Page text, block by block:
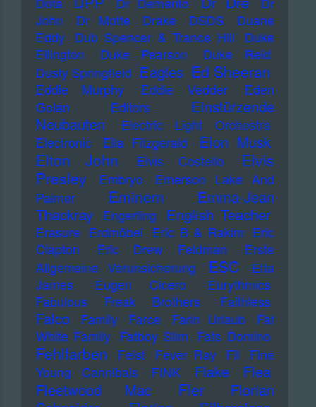
John
Dr Motte Drake DSDS
Duane
Eddy
Dub Spencer & Trance Hill
Duke
Ellington
Duke Pearson
Duke Reid
Dusty Springfield Eagles Ed Sheeran
Eddie Murphy Eddie Vedder
Eden
Golan
Editors
Einstürzende
Neubauten
Electric Light Orchestra
Electronic
Ella Fitzgerald Elon Musk
Elton John Elvis Costello
Elvis
Presley
Embryo
Emerson Lake And
Palmer
Eminem
Emma-Jean
Thackray
Engerling English Teacher
Erasure Erdmöbel Eric B & Rakim Eric
Clapton
Eric Drew Feldman
Erste
Allgemeine Verunsicherung
ESC
Etta
James
Eugen Cicero
Eurythmics
Fabulous Freak Brothers
Faithless
Falco Family Farce Farin Urlaub
Fat
White Family Fatboy Slim Fats Domino
Fehlfarben Feist Fever Ray Fil
Fine
Young Cannibals
FINK Flake
Flea
Fleetwood Mac
Fler
Florian